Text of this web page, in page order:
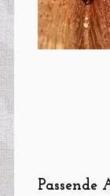
Passende